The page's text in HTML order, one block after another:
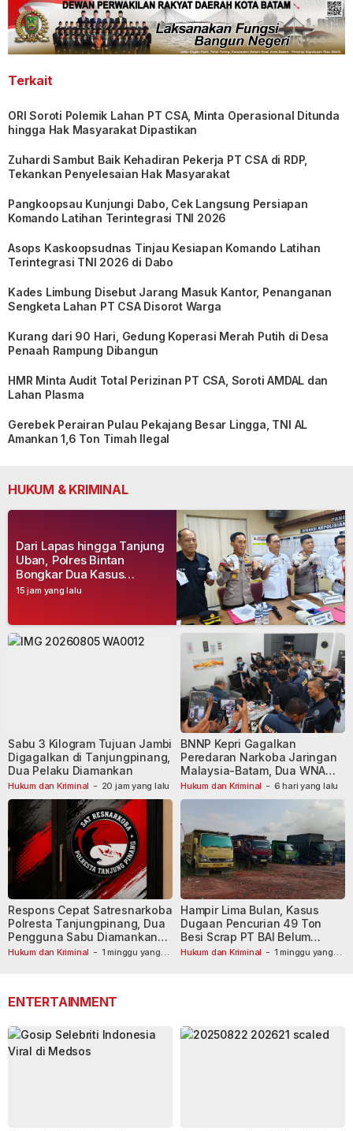
Terkait
ORI Soroti Polemik Lahan PT CSA, Minta Operasional Ditunda
hingga Hak Masyarakat Dipastikan
Zuhardi Sambut Baik Kehadiran Pekerja PT CSA di RDP,
Tekankan Penyelesaian Hak Masyarakat
Pangkoopsau Kunjungi Dabo, Cek Langsung Persiapan
Komando Latihan Terintegrasi TNI 2026
Asops Kaskoopsudnas Tinjau Kesiapan Komando Latihan
Terintegrasi TNI 2026 di Dabo
Kades Limbung Disebut Jarang Masuk Kantor, Penanganan
Sengketa Lahan PT CSA Disorot Warga
Kurang dari 90 Hari, Gedung Koperasi Merah Putih di Desa
Penaah Rampung Dibangun
HMR Minta Audit Total Perizinan PT CSA, Soroti AMDAL dan
Lahan Plasma
Gerebek Perairan Pulau Pekajang Besar Lingga, TNI AL
Amankan 1,6 Ton Timah Ilegal
HUKUM & KRIMINAL
15 jam yang lalu
Dari Lapas hingga Tanjung
Uban, Polres Bintan
Bongkar Dua Kasus
Narkoba, Empat Tersangka
Hukum dan Kriminal - 20 jam yang lalu
Sabu 3 Kilogram Tujuan Jambi
Digagalkan di Tanjungpinang,
Dua Pelaku Diamankan
Hukum dan Kriminal - 6 hari yang lalu
BNNP Kepri Gagalkan
Peredaran Narkoba Jaringan
Malaysia-Batam, Dua WNA
Masih Diburu
Hukum dan Kriminal - 1 minggu yang
Respons Cepat Satresnarkoba
Polresta Tanjungpinang, Dua
Pengguna Sabu Diamankan
Usai Dilaporkan ke Call Center
Hukum dan Kriminal - 1 minggu yang
Hampir Lima Bulan, Kasus
Dugaan Pencurian 49 Ton
Besi Scrap PT BAI Belum
Tetapkan Tersangka
ENTERTAINMENT